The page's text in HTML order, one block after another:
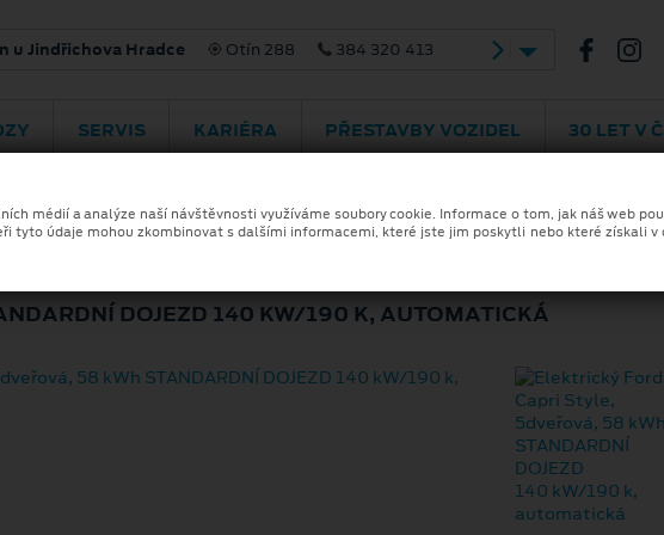
Pražská 2030 565 321 426
SERVIS KARIÉRA PŘESTAVBY VOZIDEL 30 LET V
CAPRI STYLE
DOJEZD 140 KW/190 K, AUTOMATICKÁ
médií a analýze naší návštěvnosti využíváme soubory cookie. Informace o tom, jak náš web
tyto údaje mohou zkombinovat s dalšími informacemi, které jste jim poskytli nebo které získali v